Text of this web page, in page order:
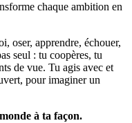
chaque ambition en
oser, apprendre, échouer,
seul : tu coopères, tu
de vue. Tu agis avec et
pour imaginer un
à ta façon.